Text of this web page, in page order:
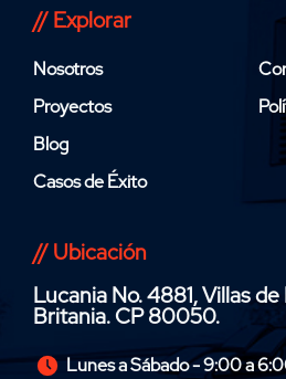
// Explorar
Nosotros
Proyectos
Blog
Casos de Éxito
// Ubicación
Lucania No. 4881, Villas
Britania. CP 80050.
Lunes a Sábado - 9:00 a